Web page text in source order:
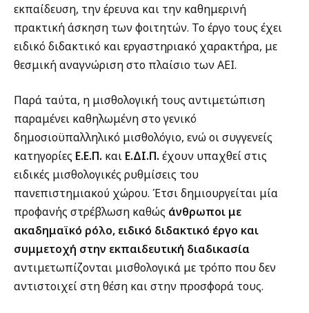
εκπαίδευση, την έρευνα και την καθημερινή
πρακτική άσκηση των φοιτητών. Το έργο τους έχει
ειδικό διδακτικό και εργαστηριακό χαρακτήρα, με
θεσμική αναγνώριση στο πλαίσιο των ΑΕΙ.
Παρά ταύτα, η μισθολογική τους αντιμετώπιση
παραμένει καθηλωμένη στο γενικό
δημοσιοϋπαλληλικό μισθολόγιο, ενώ οι συγγενείς
κατηγορίες Ε.Ε.Π. και Ε.ΔΙ.Π. έχουν υπαχθεί στις
ειδικές μισθολογικές ρυθμίσεις του
πανεπιστημιακού χώρου. Έτσι δημιουργείται μία
προφανής στρέβλωση καθώς άνθρωποι με
ακαδημαϊκό ρόλο, ειδικό διδακτικό έργο και
συμμετοχή στην εκπαιδευτική διαδικασία
αντιμετωπίζονται μισθολογικά με τρόπο που δεν
αντιστοιχεί στη θέση και στην προσφορά τους.